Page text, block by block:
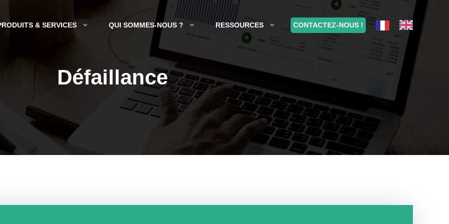
& SERVICES QUI SOMMES-NOUS ? RESSOURCES CONTACTEZ-NOUS !
Défaillance